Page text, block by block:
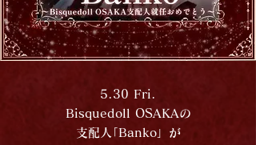
5.30 Fri.
Bisquedoll OSAKAの
支配人｢Banko」が